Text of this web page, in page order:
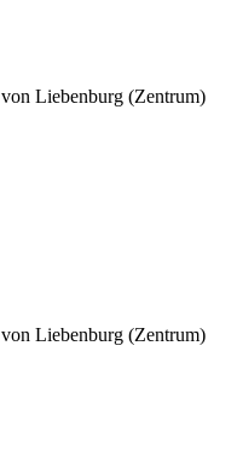
von Liebenburg (Zentrum)
von Liebenburg (Zentrum)